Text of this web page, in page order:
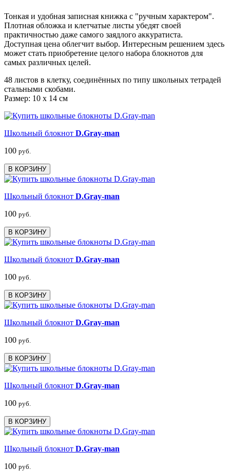
Тонкая и удобная записная книжка с "ручным характером".
Плотная обложка и клетчатые листы убедят своей
практичностью даже самого заядлого аккуратиста.
Доступная цена облегчит выбор. Интересным решением здесь
может стать приобретение целого набора блокнотов для
самых различных целей.
48 листов в клетку, соединённых по типу школьных тетрадей
стальными скобами.
Размер: 10 x 14 см
Школьный блокнот D.Gray-man
100 руб.
В КОРЗИНУ
Школьный блокнот D.Gray-man
100 руб.
В КОРЗИНУ
Школьный блокнот D.Gray-man
100 руб.
В КОРЗИНУ
Школьный блокнот D.Gray-man
100 руб.
В КОРЗИНУ
Школьный блокнот D.Gray-man
100 руб.
В КОРЗИНУ
Школьный блокнот D.Gray-man
100 руб.